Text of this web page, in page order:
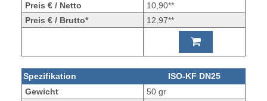
Preis € / Netto
10,90**
Preis € / Brutto*
12,97**
Spezifikation
ISO-KF DN25
Gewicht
50 gr